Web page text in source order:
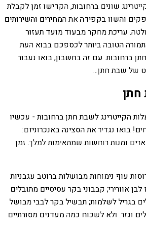
שונים ברחובות, הקדישו זמן לקבלת
והשוו בקפידה את המחירים והשירותים
עריכת מחקר מבעוד מועד תעזור
הטובה ביותר לכספכם בבוא העת
ברחובות. עם זה בחשבון, בואו נעבור
של שבת חתן...
הקייטרינג לשבת חתן ברחובות - עכשיו
בואו נגדיר את הסצינה באנכרוניזם:
ומנות רוחשות שמתאימות למלך. זמן
עוף נימוחות מבושלות ברוטב עגבניות
אוורירי; קבבוני בקר עסיסיים מתובלים
בגריל לשלמות; תבשיל בקר לבבי מבושל
וגזר. ולא לשכוח כמה מעדנים מסורתיים